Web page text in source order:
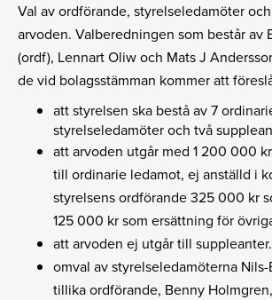
Val av ordförande, styrelseledamöter
arvoden. Valberedningen som består av
(ordf), Lennart Oliw och Mats J
de vid bolagsstämman kommer att
att styrelsen ska bestå av 7
styrelseledamöter och två
att arvoden utgår med 1 200 000
till ordinarie ledamot, ej anställd i
styrelsens ordförande 325 000 kr
125 000 kr som ersättning för
att arvoden ej utgår till suppleanter.
omval av styrelseledamöterna
tillika ordförande, Benny